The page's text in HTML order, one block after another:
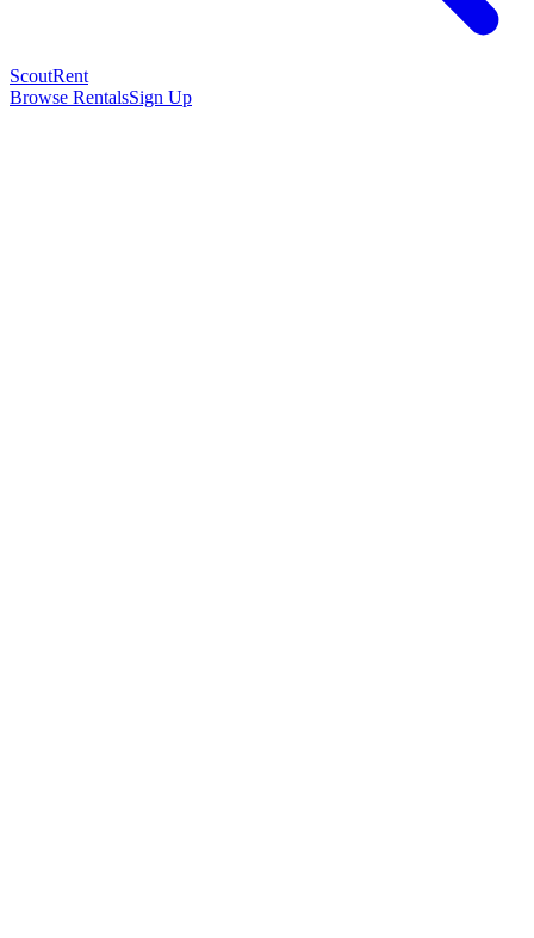
ScoutRent
Browse RentalsSign Up